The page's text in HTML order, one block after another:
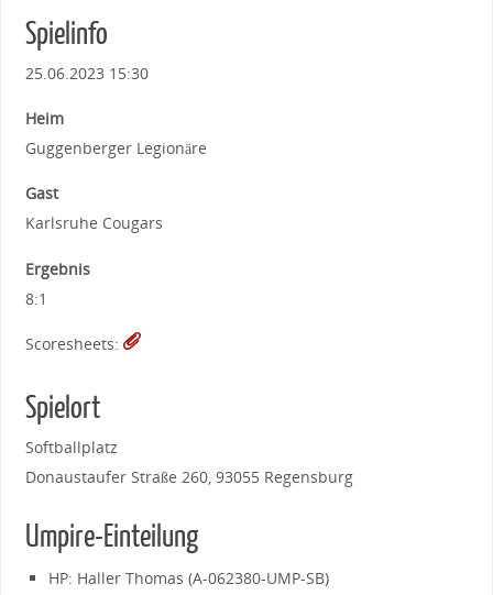
Spielinfo
25.06.2023 15:30
Heim
Guggenberger Legionäre
Gast
Karlsruhe Cougars
Ergebnis
8:1
Scoresheets:
Spielort
Softballplatz
Donaustaufer Straße 260, 93055 Regensburg
Umpire-Einteilung
HP: Haller Thomas (A-062380-UMP-SB)